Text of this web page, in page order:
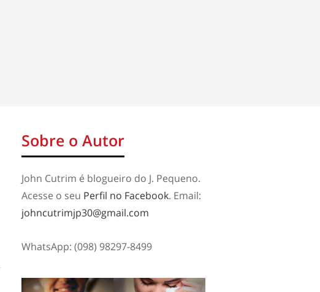
Sobre o Autor
John Cutrim é blogueiro do J. Pequeno.
Acesse o seu Perfil no Facebook. Email:
johncutrimjp30@gmail.com
WhatsApp: (098) 98297-8499